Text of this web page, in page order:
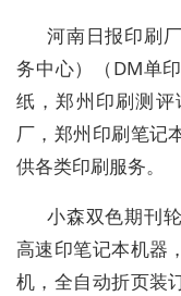
河南日报印刷
务中心）（DM单
纸，郑州印刷测
厂，郑州印刷笔记
供各类印刷服务。
小森双色期刊
高速印笔记本机器
机，全自动折页装